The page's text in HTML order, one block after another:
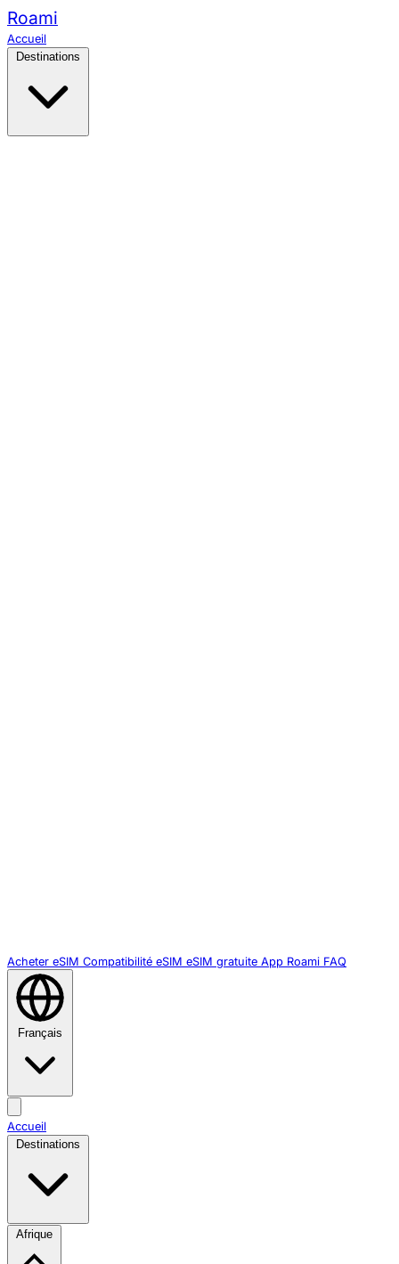
Roami
Accueil
Destinations
Acheter eSIM Compatibilité eSIM eSIM gratuite App Roami FAQ
Français
Accueil
Destinations
Afrique